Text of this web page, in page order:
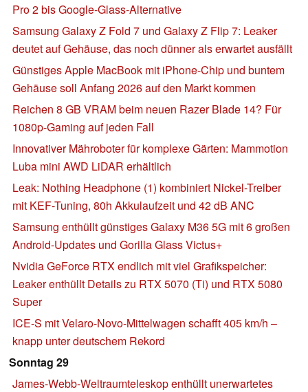
Pro 2 bis Google-Glass-Alternative
Samsung Galaxy Z Fold 7 und Galaxy Z Flip 7: Leaker
deutet auf Gehäuse, das noch dünner als erwartet ausfällt
Günstiges Apple MacBook mit iPhone-Chip und buntem
Gehäuse soll Anfang 2026 auf den Markt kommen
Reichen 8 GB VRAM beim neuen Razer Blade 14? Für
1080p-Gaming auf jeden Fall
Innovativer Mähroboter für komplexe Gärten: Mammotion
Luba mini AWD LiDAR erhältlich
Leak: Nothing Headphone (1) kombiniert Nickel-Treiber
mit KEF-Tuning, 80h Akkulaufzeit und 42 dB ANC
Samsung enthüllt günstiges Galaxy M36 5G mit 6 großen
Android-Updates und Gorilla Glass Victus+
Nvidia GeForce RTX endlich mit viel Grafikspeicher:
Leaker enthüllt Details zu RTX 5070 (Ti) und RTX 5080
Super
ICE-S mit Velaro-Novo-Mittelwagen schafft 405 km/h –
knapp unter deutschem Rekord
Sonntag 29
James-Webb-Weltraumteleskop enthüllt unerwartetes